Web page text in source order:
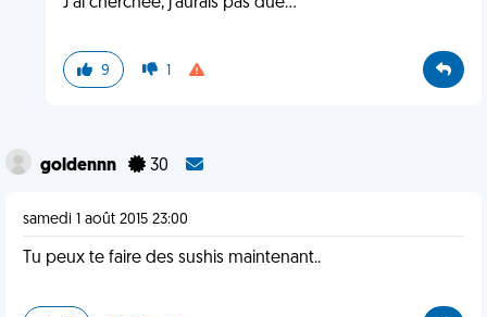
9 1
goldennn 30
samedi 1 août 2015 23:00
Tu peux te faire des sushis maintenant..